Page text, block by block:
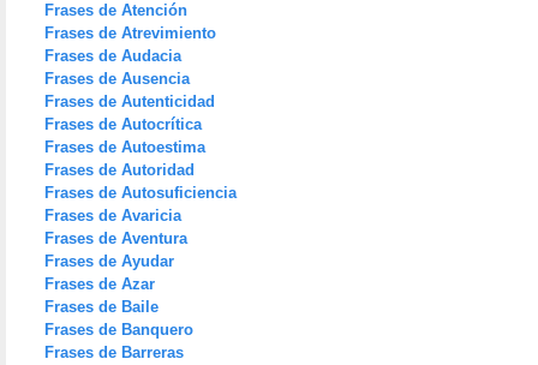
Frases de Atención
Frases de Atrevimiento
Frases de Audacia
Frases de Ausencia
Frases de Autenticidad
Frases de Autocrítica
Frases de Autoestima
Frases de Autoridad
Frases de Autosuficiencia
Frases de Avaricia
Frases de Aventura
Frases de Ayudar
Frases de Azar
Frases de Baile
Frases de Banquero
Frases de Barreras